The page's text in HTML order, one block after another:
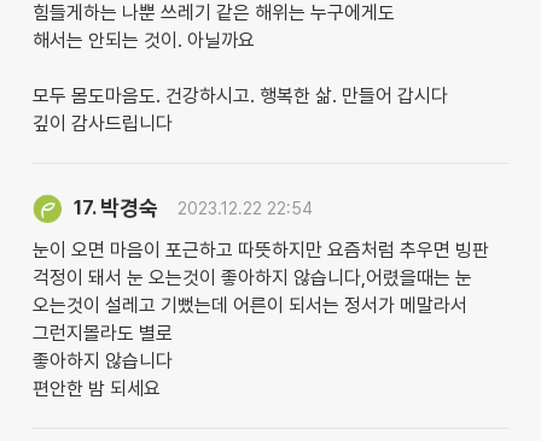
힘들게하는 나뿐 쓰레기 같은 해위는 누구에게도
해서는 안되는 것이. 아닐까요
모두 몸도마음도. 건강하시고. 행복한 삶. 만들어 갑시다
깊이 감사드립니다
17. 박경숙 2023.12.22 22:54
눈이 오면 마음이 포근하고 따뜻하지만 요즘처럼 추우면 빙판
걱정이 돼서 눈 오는것이 좋아하지 않습니다,어렸을때는 눈
오는것이 설레고 기뻤는데 어른이 되서는 정서가 메말라서
그런지몰라도 별로
좋아하지 않습니다
편안한 밤 되세요